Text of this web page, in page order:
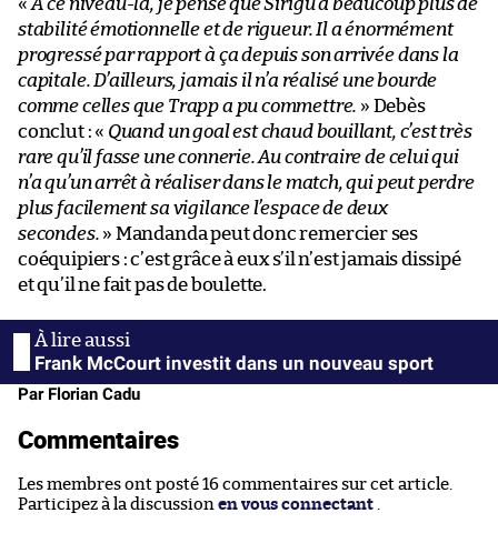
« À ce niveau-là, je pense que Sirigu a beaucoup plus de
stabilité émotionnelle et de rigueur. Il a énormément
progressé par rapport à ça depuis son arrivée dans la
capitale. D’ailleurs, jamais il n’a réalisé une bourde
comme celles que Trapp a pu commettre. » Debès
conclut : « Quand un goal est chaud bouillant, c’est très
rare qu’il fasse une connerie. Au contraire de celui qui
n’a qu’un arrêt à réaliser dans le match, qui peut perdre
plus facilement sa vigilance l’espace de deux
secondes. » Mandanda peut donc remercier ses
coéquipiers : c’est grâce à eux s’il n’est jamais dissipé
et qu’il ne fait pas de boulette.
Frank McCourt investit dans un nouveau sport
Par Florian Cadu
Commentaires
Les membres ont posté 16 commentaires sur cet article.
Participez à la discussion en vous connectant .